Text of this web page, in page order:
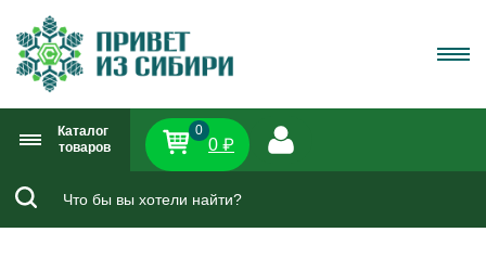
Каталог
товаров
0
0 ₽